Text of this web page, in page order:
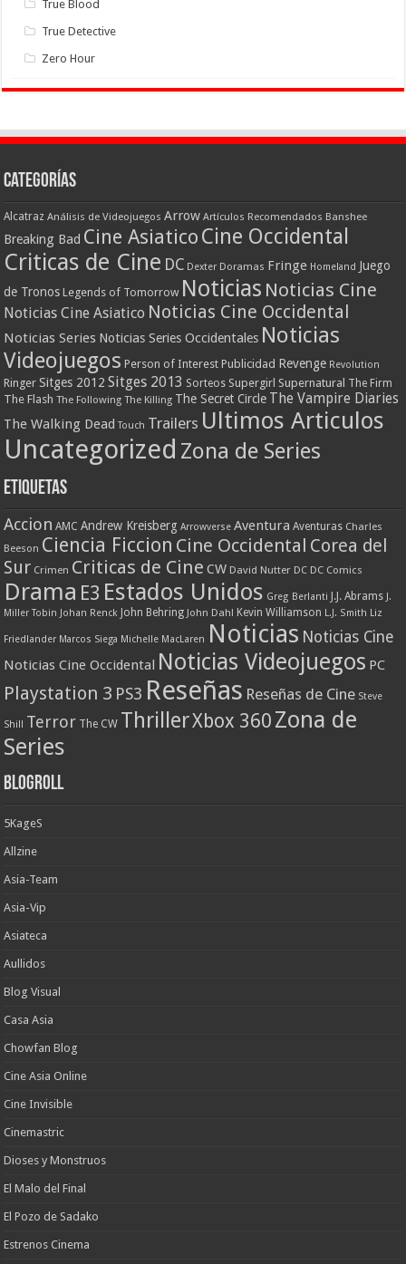
True Blood
True Detective
Zero Hour
Categorías
Alcatraz Análisis de Videojuegos Arrow Artículos Recomendados Banshee
Breaking Bad Cine AsiaticoCine Occidental
Criticas de Cine DC Dexter Doramas Fringe Homeland Juego
de Tronos Legends of Tomorrow Noticias Noticias Cine
Noticias Cine Asiatico Noticias Cine Occidental
Noticias Series Noticias Series Occidentales Noticias
Videojuegos Person of Interest Publicidad Revenge Revolution
Ringer Sitges 2012 Sitges 2013 Sorteos Supergirl Supernatural The Firm
The Flash The Following The Killing The Secret Circle The Vampire Diaries
The Walking Dead Touch Trailers Ultimos Articulos
Uncategorized Zona de Series
Etiquetas
Accion AMC Andrew Kreisberg Arrowverse Aventura Aventuras Charles
Beeson Ciencia Ficcion Cine Occidental Corea del
Sur Crimen Criticas de Cine CW David Nutter DC DC Comics
Drama E3 Estados Unidos Greg Berlanti J.J. Abrams J.
Miller Tobin Johan Renck John Behring John Dahl Kevin Williamson L.J. Smith Liz
Friedlander Marcos Siega Michelle MacLaren Noticias Noticias Cine
Noticias Cine Occidental Noticias Videojuegos PC
Playstation 3 PS3 Reseñas Reseñas de Cine Steve
Shill Terror The CW ThrillerXbox 360 Zona de
Series
Blogroll
5KageS
Allzine
Asia-Team
Asia-Vip
Asiateca
Aullidos
Blog Visual
Casa Asia
Chowfan Blog
Cine Asia Online
Cine Invisible
Cinemastric
Dioses y Monstruos
El Malo del Final
El Pozo de Sadako
Estrenos Cinema